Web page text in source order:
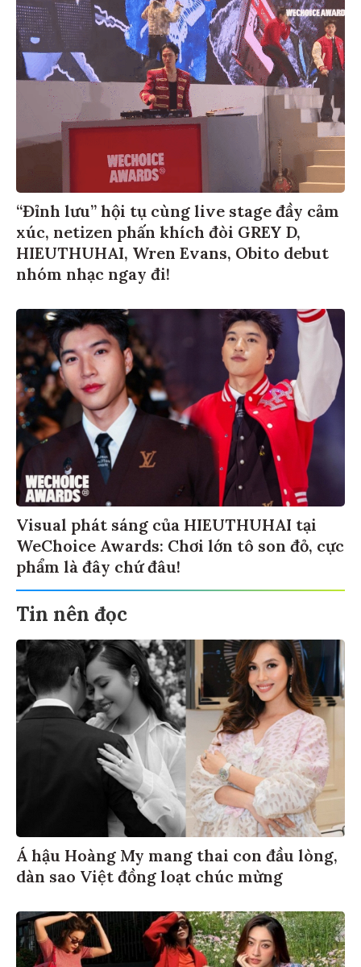
“Đỉnh lưu” hội tụ cùng live stage đầy cảm
xúc, netizen phấn khích đòi GREY D,
HIEUTHUHAI, Wren Evans, Obito debut
nhóm nhạc ngay đi!
Visual phát sáng của HIEUTHUHAI tại
WeChoice Awards: Chơi lớn tô son đỏ, cực
phẩm là đây chứ đâu!
Tin nên đọc
Á hậu Hoàng My mang thai con đầu lòng,
dàn sao Việt đồng loạt chúc mừng